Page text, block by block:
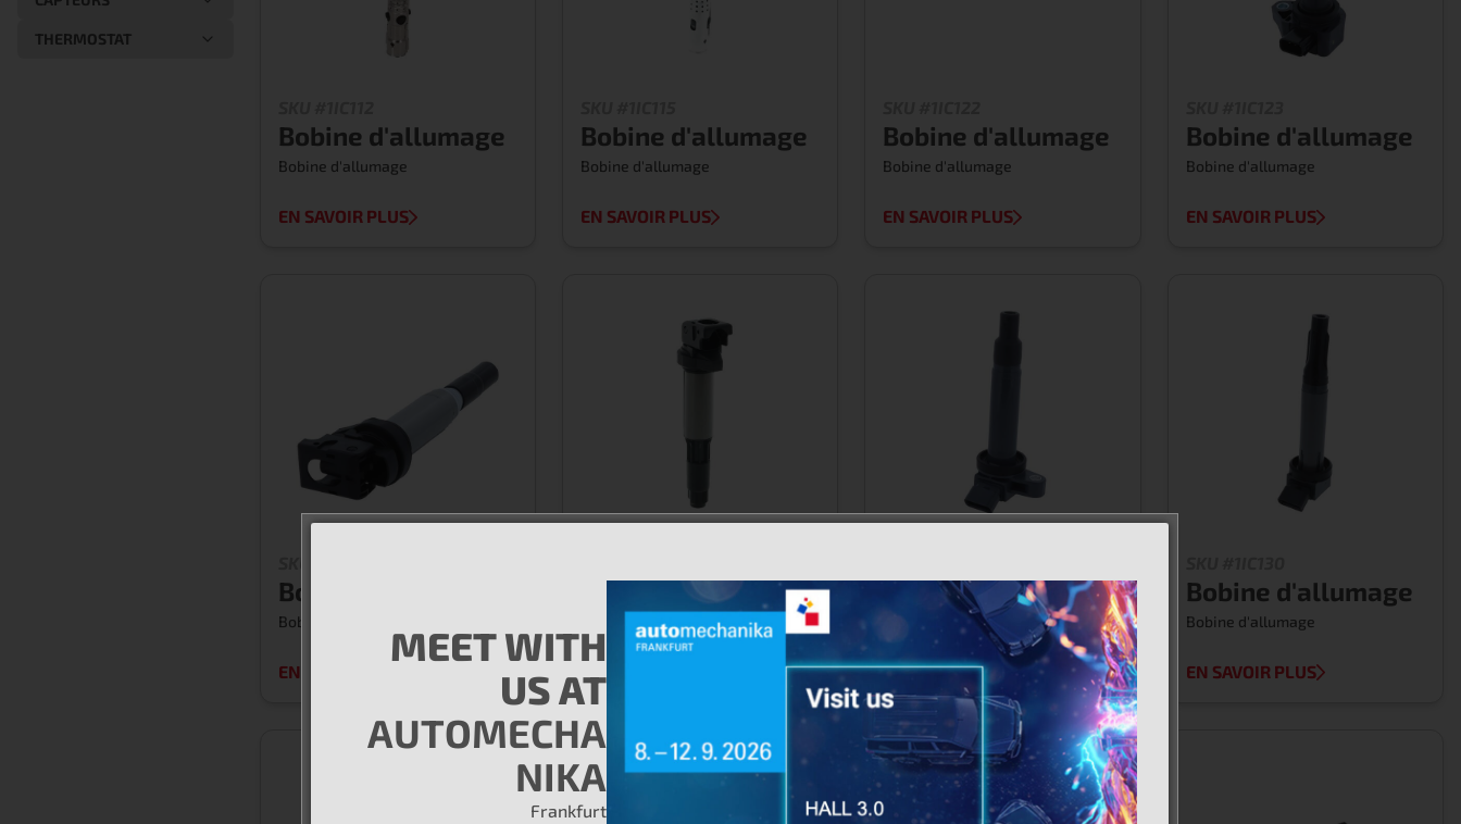
THERMOSTAT
Bobine d'allumage
Bobine d'allumage
EN SAVOIR PLUS
Bobine d'allumage
Bobine d'allumage
EN SAVOIR PLUS
Bobine d'allumage
Bobine d'allumage
EN SAVOIR PLUS
Bobine d'allumage
Bobine d'allumage
EN SAVOIR PLUS
Bobine d'allumage
Bobine d'allumage
EN SAVOIR PLUS
Bobine d'allumage
Bobine d'allumage
Bobine d'allumage
Bobine d'allumage
EN SAVOIR PLUS
Bobine d'allumage
Bobine d'allumage
EN SAVOIR PLUS
MEET WITH
US AT
AUTOMECHA
NIKA
Frankfurt